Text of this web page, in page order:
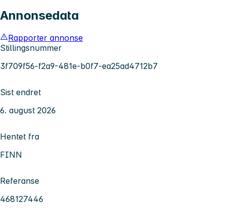
Annonsedata
Rapporter annonse
Stillingsnummer
3f709f56-f2a9-481e-b0f7-ea25ad4712b7
Sist endret
6. august 2026
Hentet fra
FINN
Referanse
468127446